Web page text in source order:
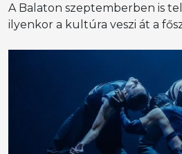
A Balaton szeptemberben is
ilyenkor a kultúra veszi át a